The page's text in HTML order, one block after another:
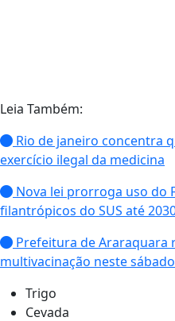
Leia Também:
Rio de janeiro concentra
exercício ilegal da medicina
Nova lei prorroga uso do
filantrópicos do SUS até
Prefeitura de Araraquara
multivacinação neste
Trigo
Cevada